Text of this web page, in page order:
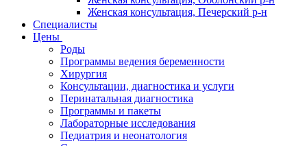
Женская консультация, Печерский р-н
Специалисты
Цены
Роды
Программы ведения беременности
Хирургия
Консультации, диагностика и услуги
Перинатальная диагностика
Программы и пакеты
Лабораторные исследования
Педиатрия и неонатология